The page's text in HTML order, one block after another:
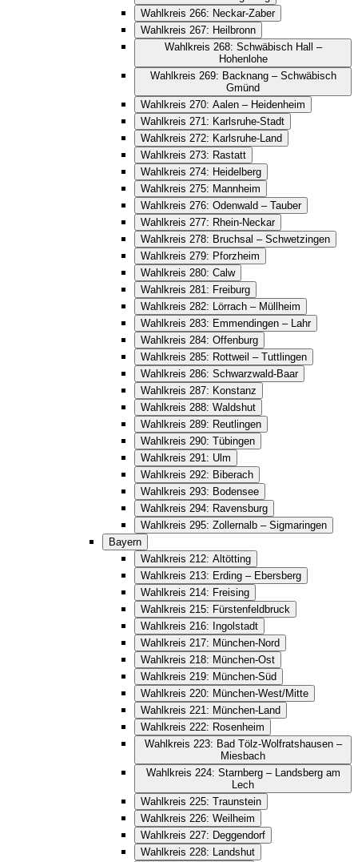
Wahlkreis 266: Neckar-Zaber
Wahlkreis 267: Heilbronn
Wahlkreis 268: Schwäbisch Hall –
Hohenlohe
Wahlkreis 269: Backnang – Schwäbisch
Gmünd
Wahlkreis 270: Aalen – Heidenheim
Wahlkreis 271: Karlsruhe-Stadt
Wahlkreis 272: Karlsruhe-Land
Wahlkreis 273: Rastatt
Wahlkreis 274: Heidelberg
Wahlkreis 275: Mannheim
Wahlkreis 276: Odenwald – Tauber
Wahlkreis 277: Rhein-Neckar
Wahlkreis 278: Bruchsal – Schwetzingen
Wahlkreis 279: Pforzheim
Wahlkreis 280: Calw
Wahlkreis 281: Freiburg
Wahlkreis 282: Lörrach – Müllheim
Wahlkreis 283: Emmendingen – Lahr
Wahlkreis 284: Offenburg
Wahlkreis 285: Rottweil – Tuttlingen
Wahlkreis 286: Schwarzwald-Baar
Wahlkreis 287: Konstanz
Wahlkreis 288: Waldshut
Wahlkreis 289: Reutlingen
Wahlkreis 290: Tübingen
Wahlkreis 291: Ulm
Wahlkreis 292: Biberach
Wahlkreis 293: Bodensee
Wahlkreis 294: Ravensburg
Wahlkreis 295: Zollernalb – Sigmaringen
Bayern
Wahlkreis 212: Altötting
Wahlkreis 213: Erding – Ebersberg
Wahlkreis 214: Freising
Wahlkreis 215: Fürstenfeldbruck
Wahlkreis 216: Ingolstadt
Wahlkreis 217: München-Nord
Wahlkreis 218: München-Ost
Wahlkreis 219: München-Süd
Wahlkreis 220: München-West/Mitte
Wahlkreis 221: München-Land
Wahlkreis 222: Rosenheim
Wahlkreis 223: Bad Tölz-Wolfratshausen –
Miesbach
Wahlkreis 224: Starnberg – Landsberg am
Lech
Wahlkreis 225: Traunstein
Wahlkreis 226: Weilheim
Wahlkreis 227: Deggendorf
Wahlkreis 228: Landshut